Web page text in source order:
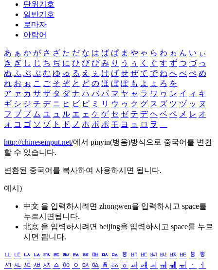
단위기호
일반기호
로마자
아랍어
あ ぁ か が さ ざ た だ な は ば ぱ ま や ゃ ら わ ゎ ん い ぃ
き ぎ し じ ち ぢ に ひ び ぴ み り う ぅ く ぐ す ず つ づ っ
ぬ ふ ぶ ぷ む ゆ ゅ る え ぇ け げ せ ぜ て で ね へ べ ぺ め
れ お ぉ こ ご そ ぞ と ど の ほ ぼ ぽ も よ ょ ろ を
ア ァ カ サ ザ タ ダ ナ ハ バ パ マ ヤ ャ ラ ワ ヮ ン イ ィ キ
ギ シ ジ チ ヂ ニ ヒ ビ ピ ミ リ ウ ゥ ク グ ス ズ ツ ヅ ッ ヌ
フ ブ プ ム ユ ュ ル エ ェ ケ ゲ セ ゼ テ デ ヘ ベ ペ メ レ オ
ォ コ ゴ ソ ゾ ト ド ノ ホ ボ ポ モ ヨ ョ ロ ヲ ―
http://chineseinput.net/에서 pinyin(병음)방식으로 중국어를 변환
할 수 있습니다.
변환된 중국어를 복사하여 사용하시면 됩니다.
예시)
中文 을 입력하시려면 zhongwen을 입력하시고 space를
누르시면됩니다.
北京 을 입력하시려면 beijing을 입력하시고 space를 누르
시면 됩니다.
ㅥ ㅦ ㅧ ㅨ ㅩ ㅪ ㅫ ㅬ ㅭ ㅮ ㅯ ㅰ ㅱ ㅲ ㅳ ㅴ ㅵ ㅶ ㅷ ㅸ
ㅹ
ㅺ ㅻ ㅼ ㅽ ㅾ ㅿ ㆀ ㆁ ㆂ ㆃ ㆄ ㆅ ㆆ ㆇ ㆈ ㆉ ㆊ ㆋ ㆌ ㆍ
ㆎ